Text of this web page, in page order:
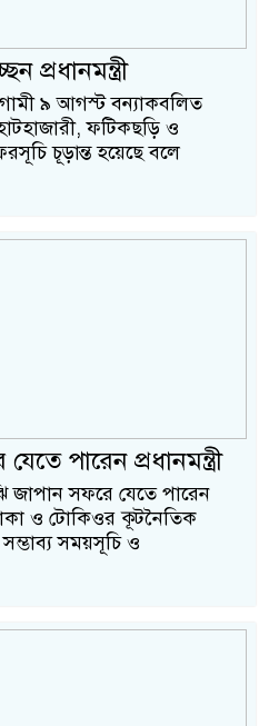
প্রধানমন্ত্রী
৯ আগস্ট বন্যাকবলিত
ফটিকছড়ি ও
চূড়ান্ত হয়েছে বলে
পারেন প্রধানমন্ত্রী
জাপান সফরে যেতে পারেন
ও টোকিওর কূটনৈতিক
সময়সূচি ও